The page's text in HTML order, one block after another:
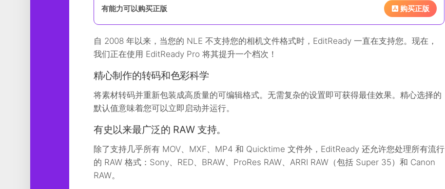
工
图
形
设
计
媒
体
软
乐
有能力可以购买正版 购买正版
自 2008 年以来，当您的 NLE 不支持您的相机文件格式时，EditReady 一直在支持您。现在，
我们正在使用 EditReady Pro 将其提升一个档次！
精心制作的转码和色彩科学
将素材转码并重新包装成高质量的可编辑格式。无需复杂的设置即可获得最佳效果。精心选择的
默认值意味着您可以立即启动并运行。
有史以来最广泛的 RAW 支持。
除了支持几乎所有 MOV、MXF、MP4 和 Quicktime 文件外，EditReady 还允许您处理所有流行
的 RAW 格式：Sony、RED、BRAW、ProRes RAW、ARRI RAW（包括 Super 35）和 Canon
RAW。